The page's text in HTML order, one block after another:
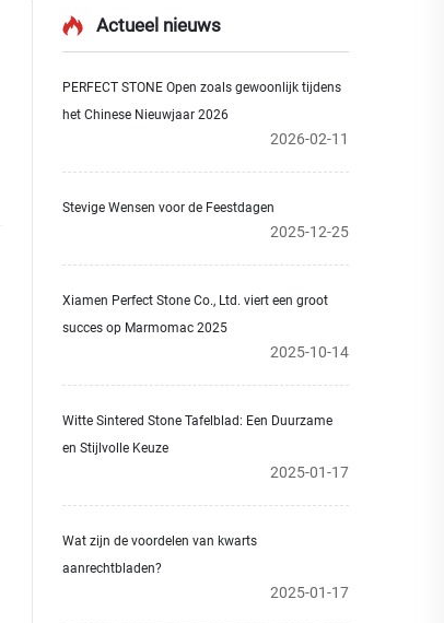
Actueel nieuws
PERFECT STONE Open zoals gewoonlijk tijdens
het Chinese Nieuwjaar 2026
2026-02-11
Stevige Wensen voor de Feestdagen
2025-12-25
Xiamen Perfect Stone Co., Ltd. viert een groot
succes op Marmomac 2025
2025-10-14
Witte Sintered Stone Tafelblad: Een Duurzame
en Stijlvolle Keuze
2025-01-17
Wat zijn de voordelen van kwarts
aanrechtbladen?
2025-01-17